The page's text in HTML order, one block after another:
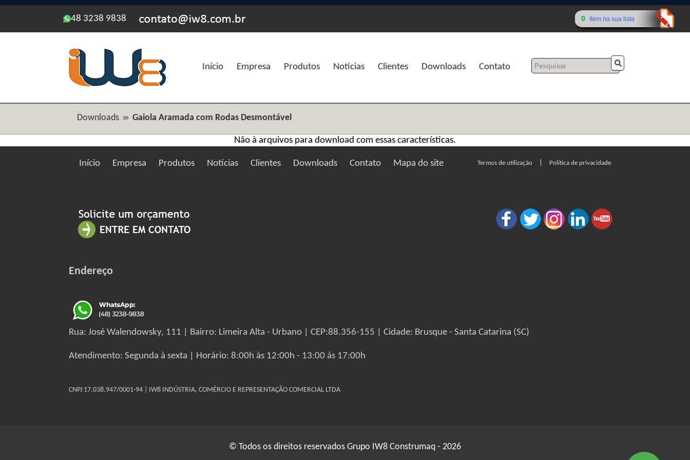
48 3238 9838 0 ítem na sua lista
Início Empresa Produtos Notícias Clientes Downloads Contato
Downloads Gaiola Aramada com Rodas Desmontável
Não à arquivos para download com essas características.
Início Empresa Produtos Notícias Clientes Downloads Contato Mapa do site Termos de utilização Política de privacidade
Endereço
Rua: José Walendowsky, 111 | Bairro: Limeira Alta - Urbano | CEP:88.356-155 | Cidade: Brusque - Santa Catarina (SC)
Atendimento: Segunda à sexta | Horário: 8:00h às 12:00h - 13:00 ás 17:00h
CNPJ 17.038.947/0001-94 | IW8 INDÚSTRIA, COMÉRCIO E REPRESENTAÇÃO COMERCIAL LTDA
© Todos os direitos reservados Grupo IW8 Construmaq - 2026